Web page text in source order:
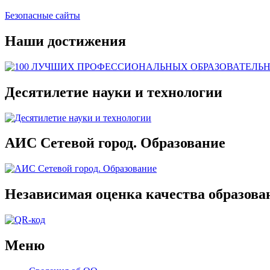
Безопасные сайты
Наши достижения
Десятилетие науки и технологии
АИС Сетевой город. Образование
Независимая оценка качества
Меню